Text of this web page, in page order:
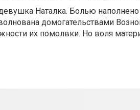
Наталка. Болью
домогательствами
их помолвки. Но воля